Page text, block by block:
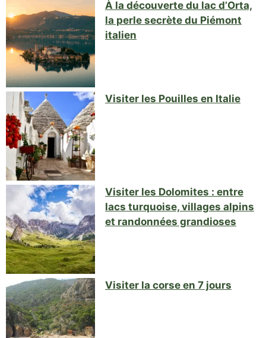
À la découverte du lac d’Orta,
la perle secrète du Piémont
italien
Visiter les Pouilles en Italie
Visiter les Dolomites : entre
lacs turquoise, villages alpins
et randonnées grandioses
Visiter la corse en 7 jours